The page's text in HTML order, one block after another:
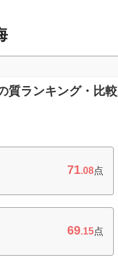
質ランキング・比較
71.08点
69.15点